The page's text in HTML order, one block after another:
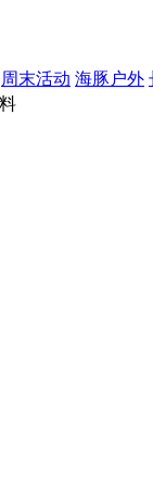
周末活动 海豚户外